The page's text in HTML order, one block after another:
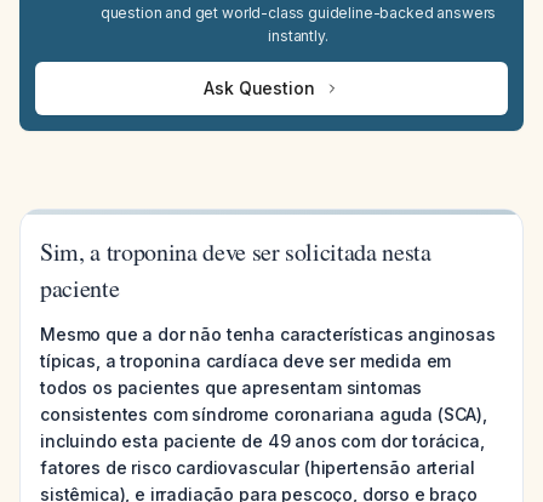
question and get world-class guideline-backed answers
instantly.
Ask Question
Sim, a troponina deve ser solicitada nesta
paciente
Mesmo que a dor não tenha características anginosas
típicas, a troponina cardíaca deve ser medida em
todos os pacientes que apresentam sintomas
consistentes com síndrome coronariana aguda (SCA),
incluindo esta paciente de 49 anos com dor torácica,
fatores de risco cardiovascular (hipertensão arterial
sistêmica), e irradiação para pescoço, dorso e braço